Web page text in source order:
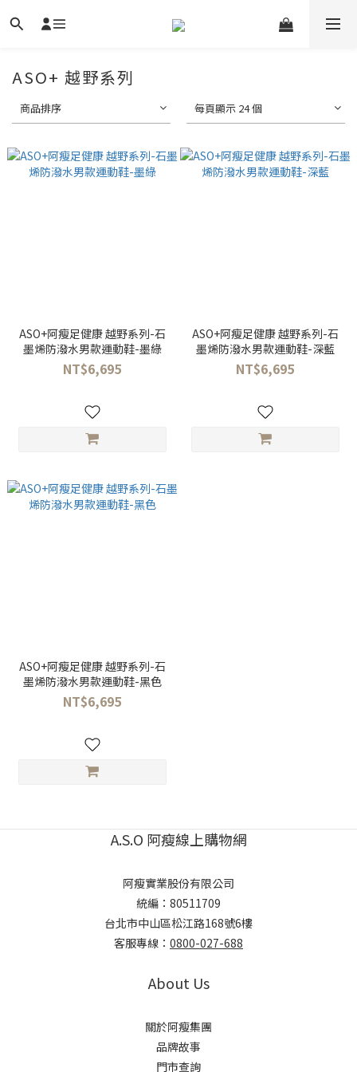
ASO+ 越野系列
商品排序 每頁顯示 24 個
ASO+阿瘦足健康 越野系列-石
墨烯防潑水男款運動鞋-墨綠
NT$6,695
ASO+阿瘦足健康 越野系列-石
墨烯防潑水男款運動鞋-深藍
NT$6,695
ASO+阿瘦足健康 越野系列-石
墨烯防潑水男款運動鞋-黑色
NT$6,695
A.S.O 阿瘦線上購物網
阿瘦實業股份有限公司
統編：80511709
台北市中山區松江路168號6樓
客服專線： 0800-027-688
About Us
關於阿瘦集團
品牌故事
門市查詢